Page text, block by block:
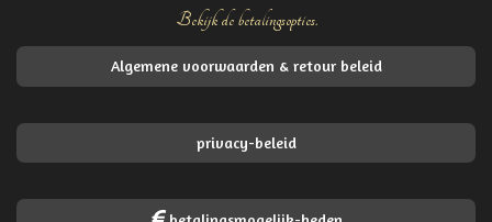
Bekijk de betalingsopties.
Algemene voorwaarden & retour beleid
privacy-beleid